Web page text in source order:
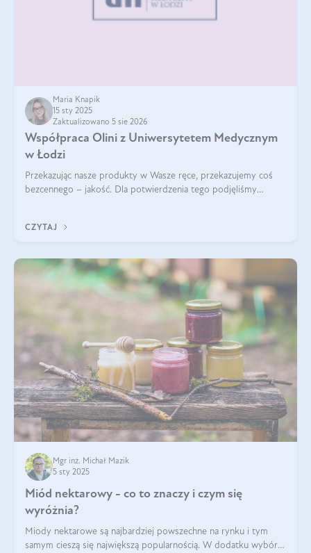
Maria Knapik
15 sty 2025
Zaktualizowano 5 sie 2026
Współpraca Olini z Uniwersytetem Medycznym
w Łodzi
Przekazując nasze produkty w Wasze ręce, przekazujemy coś
bezcennego – jakość. Dla potwierdzenia tego podjęliśmy
CZYTAJ
Mgr inż. Michał Mazik
5 sty 2025
Miód nektarowy - co to znaczy i czym się
wyróżnia?
Miody nektarowe są najbardziej powszechne na rynku i tym
samym cieszą się największą popularnością. W dodatku wybór